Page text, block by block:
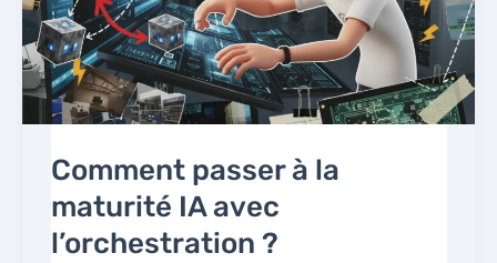
Comment passer à la
maturité IA avec
l’orchestration ?